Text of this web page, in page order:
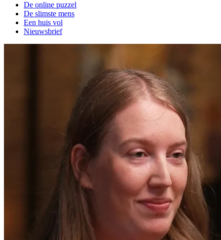
De online puzzel
De slimste mens
Een huis vol
Nieuwsbrief